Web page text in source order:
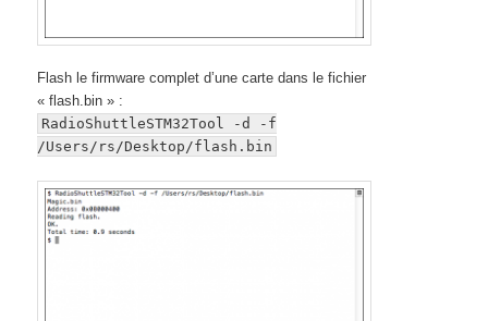
Flash le firmware complet d’une carte dans le fichier
« flash.bin » :
RadioShuttleSTM32Tool -d -f
/Users/rs/Desktop/flash.bin